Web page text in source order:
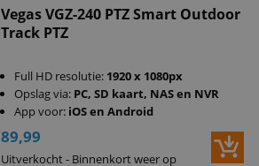
Vegas VGZ-240 PTZ Smart Outdoor
Track PTZ
Full HD resolutie:1920 x 1080px
Opslag via: PC, SD kaart, NAS en NVR
App voor: iOS en Android
89,99
Uitverkocht - Binnenkort weer op